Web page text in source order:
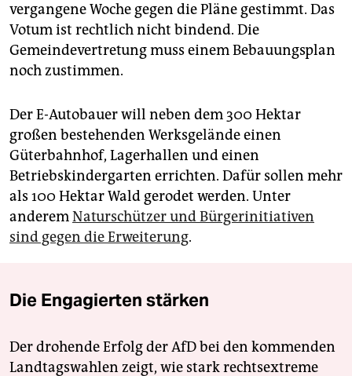
vergangene Woche gegen die Pläne gestimmt. Das
Votum ist rechtlich nicht bindend. Die
Gemeindevertretung muss einem Bebauungsplan
noch zustimmen.
Der E-Autobauer will neben dem 300 Hektar
großen bestehenden Werksgelände einen
Güterbahnhof, Lagerhallen und einen
Betriebskindergarten errichten. Dafür sollen mehr
als 100 Hektar Wald gerodet werden. Unter
anderemNaturschützer und Bürgerinitiativen
sind gegen die Erweiterung.
Die Engagierten stärken
Der drohende Erfolg der AfD bei den kommenden
Landtagswahlen zeigt, wie stark rechtsextreme